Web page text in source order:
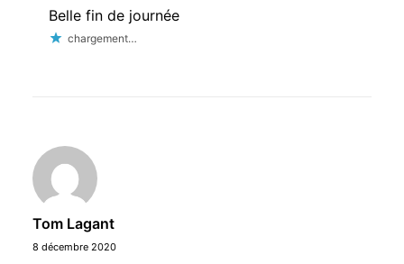
Belle fin de journée
chargement…
Tom Lagant
8 décembre 2020